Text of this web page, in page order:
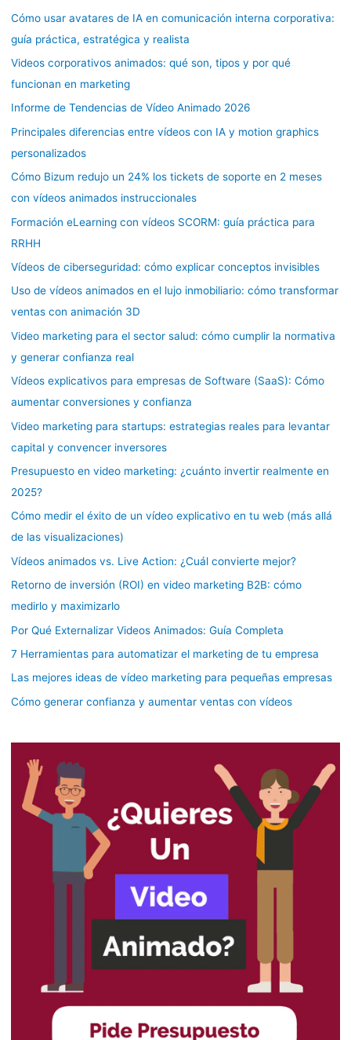
Cómo usar avatares de IA en comunicación interna corporativa:
guía práctica, estratégica y realista
Videos corporativos animados: qué son, tipos y por qué
funcionan en marketing
Informe de Tendencias de Vídeo Animado 2026
Principales diferencias entre vídeos con IA y motion graphics
personalizados
Cómo Bizum redujo un 24% los tickets de soporte en 2 meses
con vídeos animados instruccionales
Formación eLearning con vídeos SCORM: guía práctica para
RRHH
Vídeos de ciberseguridad: cómo explicar conceptos invisibles
Uso de vídeos animados en el lujo inmobiliario: cómo transformar
ventas con animación 3D
Video marketing para el sector salud: cómo cumplir la normativa
y generar confianza real
Vídeos explicativos para empresas de Software (SaaS): Cómo
aumentar conversiones y confianza
Video marketing para startups: estrategias reales para levantar
capital y convencer inversores
Presupuesto en video marketing: ¿cuánto invertir realmente en
2025?
Cómo medir el éxito de un vídeo explicativo en tu web (más allá
de las visualizaciones)
Vídeos animados vs. Live Action: ¿Cuál convierte mejor?
Retorno de inversión (ROI) en video marketing B2B: cómo
medirlo y maximizarlo
Por Qué Externalizar Videos Animados: Guía Completa
7 Herramientas para automatizar el marketing de tu empresa
Las mejores ideas de vídeo marketing para pequeñas empresas
Cómo generar confianza y aumentar ventas con vídeos